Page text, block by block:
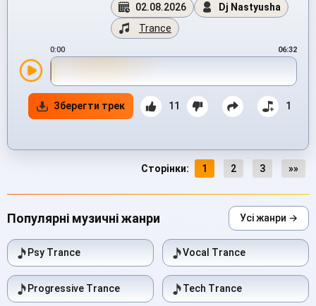
02.08.2026
Dj Nastyusha
Trance
0:00 06:32
Зберегти трек 11 1
Сторінки: 1 2 3 »»
Популярні музичні жанри Усі жанри →
Psy Trance Vocal Trance
Progressive Trance Tech Trance